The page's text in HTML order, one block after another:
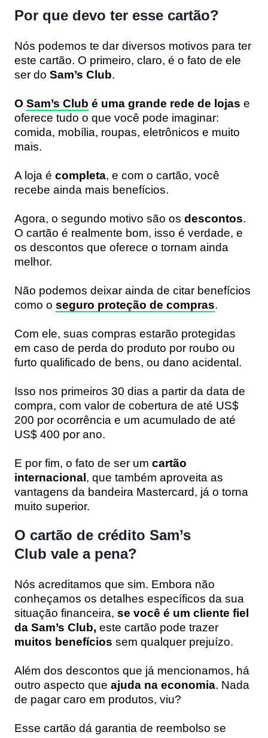
Por que devo ter esse cartão?
Nós podemos te dar diversos motivos para ter
este cartão. O primeiro, claro, é o fato de ele
ser do Sam’s Club.
O Sam’s Club é uma grande rede de lojas e
oferece tudo o que você pode imaginar:
comida, mobília, roupas, eletrônicos e muito
mais.
A loja é completa, e com o cartão, você
recebe ainda mais benefícios.
Agora, o segundo motivo são os descontos.
O cartão é realmente bom, isso é verdade, e
os descontos que oferece o tornam ainda
melhor.
Não podemos deixar ainda de citar benefícios
como o seguro proteção de compras.
Com ele, suas compras estarão protegidas
em caso de perda do produto por roubo ou
furto qualificado de bens, ou dano acidental.
Isso nos primeiros 30 dias a partir da data de
compra, com valor de cobertura de até US$
200 por ocorrência e um acumulado de até
US$ 400 por ano.
E por fim, o fato de ser um cartão
internacional, que também aproveita as
vantagens da bandeira Mastercard, já o torna
muito superior.
O cartão de crédito Sam’s
Club vale a pena?
Nós acreditamos que sim. Embora não
conheçamos os detalhes específicos da sua
situação financeira, se você é um cliente fiel
da Sam’s Club, este cartão pode trazer
muitos benefícios sem qualquer prejuízo.
Além dos descontos que já mencionamos, há
outro aspecto que ajuda na economia. Nada
de pagar caro em produtos, viu?
Esse cartão dá garantia de reembolso se